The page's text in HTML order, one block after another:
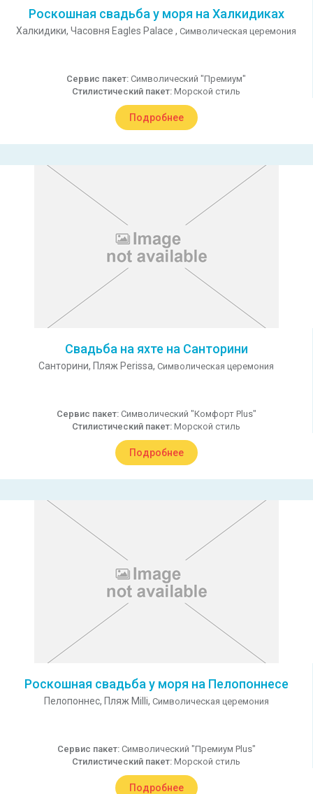
Роскошная свадьба у моря на Халкидиках
Халкидики, Часовня Eagles Palace , Символическая церемония
Сервис пакет: Символический "Премиум"
Стилистический пакет: Морской стиль
Подробнее
Свадьба на яхте на Санторини
Санторини, Пляж Perissa, Символическая церемония
Сервис пакет: Символический "Комфорт Plus"
Стилистический пакет: Морской стиль
Подробнее
Роскошная свадьба у моря на Пелопоннесе
Пелопоннес, Пляж Milli, Символическая церемония
Сервис пакет: Символический "Премиум Plus"
Стилистический пакет: Морской стиль
Подробнее